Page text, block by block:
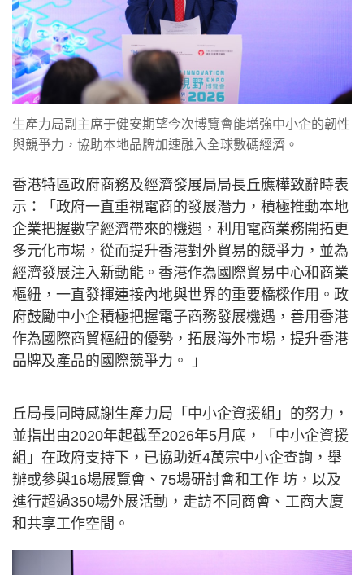
生產力局副主席于健安期望今次博覽會能增強中小企的韌性
與競爭力，協助本地品牌加速融入全球數碼經濟。
香港特區政府商務及經濟發展局局長丘應樺致辭時表
示：「政府一直重視電商的發展潛力，積極推動本地
企業把握數字經濟帶來的機遇，利用電商業務開拓更
多元化市場，從而提升香港對外貿易的競爭力，並為
經濟發展注入新動能。香港作為國際貿易中心和商業
樞紐，一直發揮連接內地與世界的重要橋樑作用。政
府鼓勵中小企積極把握電子商務發展機遇，善用香港
作為國際商貿樞紐的優勢，拓展海外市場，提升香港
品牌及產品的國際競爭力。 」
丘局長同時感謝生產力局「中小企資援組」的努力，
並指出由2020年起截至2026年5月底，「中小企資援
組」在政府支持下，已協助近4萬宗中小企查詢，舉
辦或參與16場展覽會、75場研討會和工作 坊，以及
進行超過350場外展活動，走訪不同商會、工商大廈
和共享工作空間。